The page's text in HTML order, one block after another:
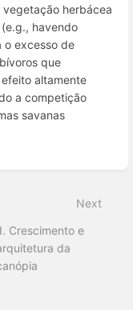
herbácea
havendo
o excesso de
que
altamente
a competição
savanas
Next
Crescimento e
da